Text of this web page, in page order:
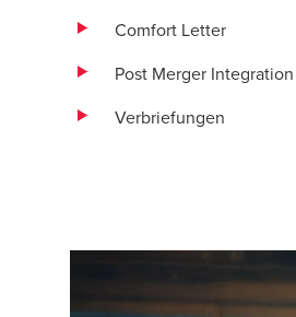
Comfort Letter
Post Merger Integration
Verbriefungen